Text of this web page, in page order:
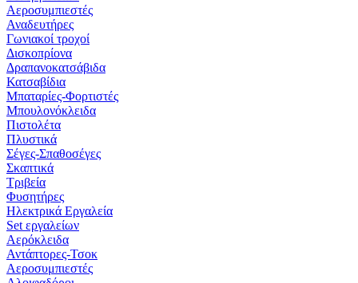
Αεροσυμπιεστές
Αναδευτήρες
Γωνιακοί τροχοί
Δισκοπρίονα
Δραπανοκατσάβιδα
Κατσαβίδια
Μπαταρίες-Φορτιστές
Μπουλονόκλειδα
Πιστολέτα
Πλυστικά
Σέγες-Σπαθοσέγες
Σκαπτικά
Τριβεία
Φυσητήρες
Ηλεκτρικά Εργαλεία
Set εργαλείων
Αερόκλειδα
Αντάπτορες-Τσοκ
Αεροσυμπιεστές